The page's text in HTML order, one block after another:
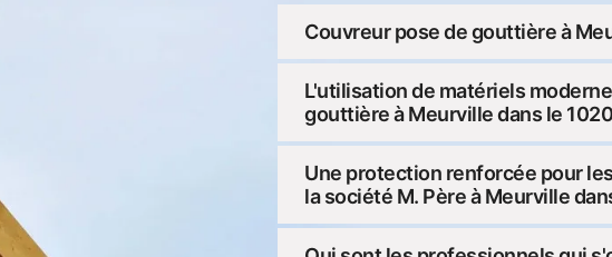
Couvreur pose de gouttière à
L'utilisation de matériels
gouttière à Meurville dans le
Une protection renforcée pour
la société M. Père à Meurville